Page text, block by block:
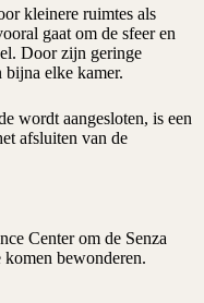
kleinere ruimtes als
gaat om de sfeer en
Door zijn geringe
elke kamer.
wordt aangesloten, is een
afsluiten van de
Centerom de Senza
komen bewonderen.